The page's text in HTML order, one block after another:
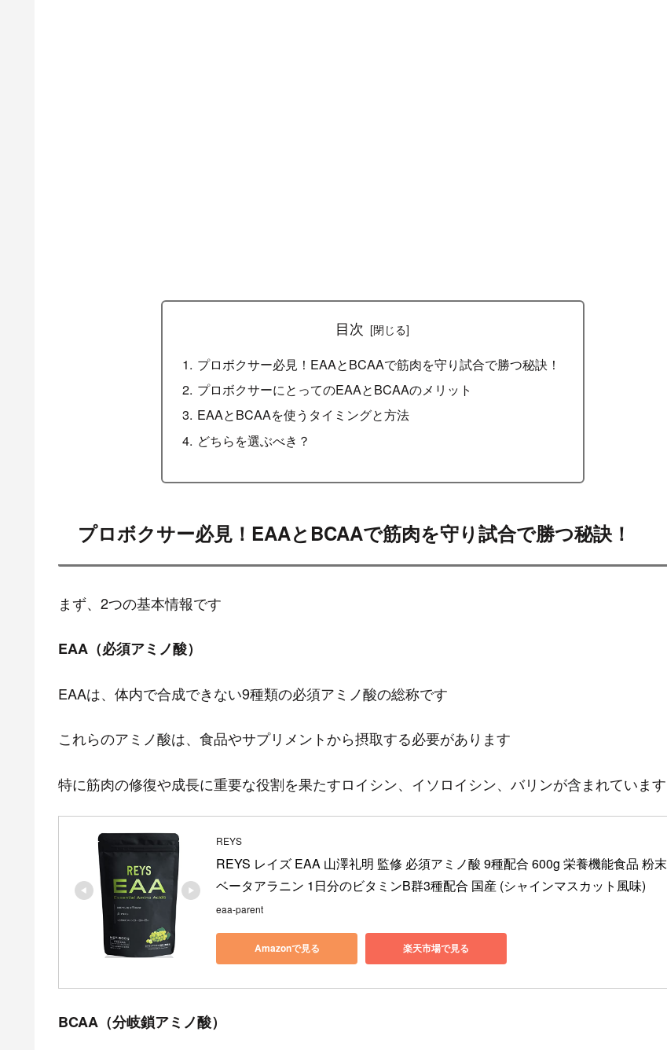
目次
プロボクサー必見！EAAとBCAAで筋肉を守り試合で勝つ秘訣！
プロボクサーにとってのEAAとBCAAのメリット
EAAとBCAAを使うタイミングと方法
どちらを選ぶべき？
プロボクサー必見！EAAとBCAAで筋肉を守り試合で勝つ秘訣！
まず、2つの基本情報です
EAA（必須アミノ酸）
EAAは、体内で合成できない9種類の必須アミノ酸の総称です
これらのアミノ酸は、食品やサプリメントから摂取する必要があります
特に筋肉の修復や成長に重要な役割を果たすロイシン、イソロイシン、バリンが含まれています
REYS
REYS レイズ EAA 山澤礼明 監修 必須アミノ酸 9種配合 600g 栄養機能食品 粉末
ベータアラニン 1日分のビタミンB群3種配合 国産 (シャインマスカット風味)
eaa-parent
Amazonで見る 楽天市場で見る
BCAA（分岐鎖アミノ酸）